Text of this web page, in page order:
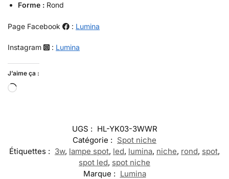
Forme : Rond
Page Facebook : Lumina
Instagram : Lumina
J’aime ça :
UGS : HL-YK03-3WWR
Catégorie : Spot niche
Étiquettes : 3w, lampe spot, led, lumina, niche, rond, spot,
spot led, spot niche
Marque : Lumina